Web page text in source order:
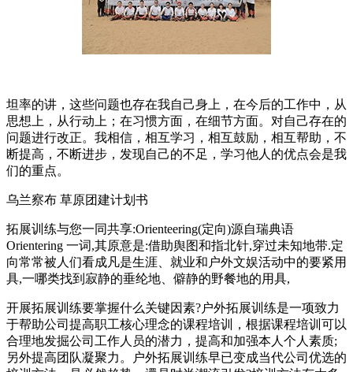
坦率的讲，这些问题也存在我自己身上，在今后的工作中，从
思想上，从行动上；在习惯方面，在细节方面。对自己存在的
问题进行改正。我相信，相互学习，相互鼓励，相互帮助，不
断提高，不断进步，发现自己的不足，学习他人的优点会是我
们的重点。
乌兰察布 草原团建计划书
拓展训练与您一同共享:Orienteering(定向)源自瑞典语
Orientering 一词,其原意是:借助舆图和指北针,穿过未知地带.定
向常常被人们看成凡是生涯、就业和户外文娱活动中的要紧用
具,一哪类找到寂静的垂纶地、僻静的野餐地的用具,
开展拓展训练要掌握什么关键因素?户外拓展训练是一项致力
于帮助公司提高职工核心理念的课程培训，根据课程培训可以
合理地发掘公司工作人员的潜力，提高和加强本人个人素质;
另外提高团队凝聚力。户外拓展训练早已变成当代公司优选的